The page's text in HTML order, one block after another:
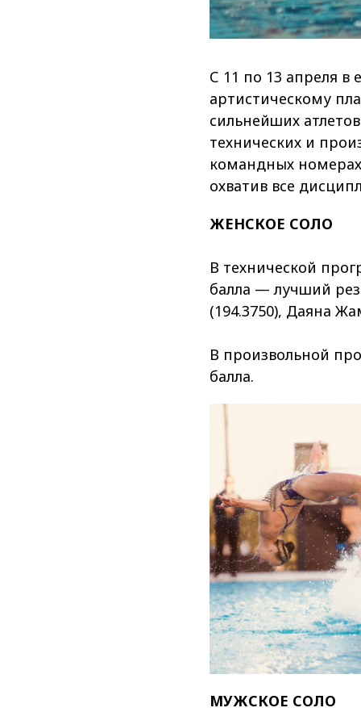
С 11 по 13 апреля
артистическому
сильнейших
технических и
командных
охватив все
ЖЕНСКОЕ СОЛО
В технической
балла — лучший
(194.3750), Даяна
В произвольной
балла.
МУЖСКОЕ СОЛО